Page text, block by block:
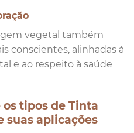
vegetal também
conscientes, alinhadas à
e ao respeito à saúde
tipos de Tinta
suas aplicações